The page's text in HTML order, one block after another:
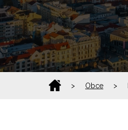
> Obce >